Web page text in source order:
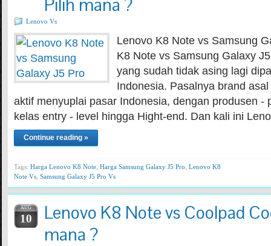
Pilih mana ?
Lenovo Vs
Lenovo K8 Note vs Samsung
K8 Note vs Samsung Galaxy
yang sudah tidak asing lagi
Indonesia. Pasalnya brand
aktif menyuplai pasar Indonesia, dengan produsen -
kelas entry - level hingga Hight-end. Dan kali ini
Continue reading »
Tags: Harga Lenovo K8 Note, Harga Samsung Galaxy J5 Pro Lenovo K8
Note Vs, Samsung Galaxy J5 Pro Vs
AUG
10
Lenovo K8 Note vs Coolpad
mana ?